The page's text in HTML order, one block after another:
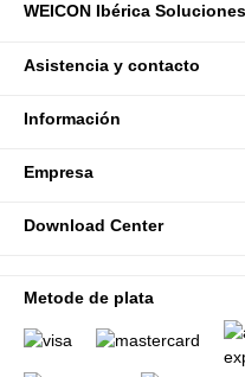
WEICON Ibérica
Asistencia y contacto
Información
Empresa
Download Center
Metode de plata